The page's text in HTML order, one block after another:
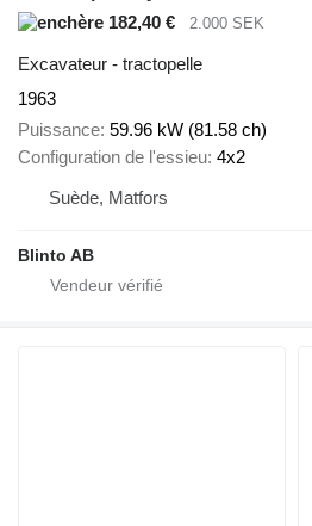
182,40 €
2.000 SEK
Excavateur - tractopelle
1963
Puissance 59.96 kW (81.58 ch)
Configuration de l'essieu 4x2
Suède, Matfors
Blinto AB